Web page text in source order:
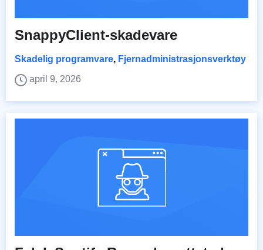
SnappyClient-skadevare
Skadelig programvare, Fjernadministrasjonsverktøy
april 9, 2026